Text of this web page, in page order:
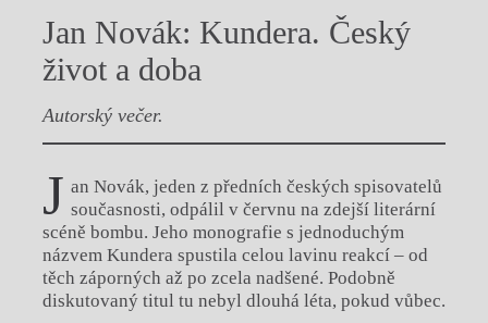
Jan Novák: Kundera. Český
život a doba
Autorský večer.
J an Novák, jeden z předních českých spisovatelů
současnosti, odpálil v červnu na zdejší literární
scéně bombu. Jeho monografie s jednoduchým
názvem Kundera spustila celou lavinu reakcí – od
těch záporných až po zcela nadšené. Podobně
diskutovaný titul tu nebyl dlouhá léta, pokud vůbec.